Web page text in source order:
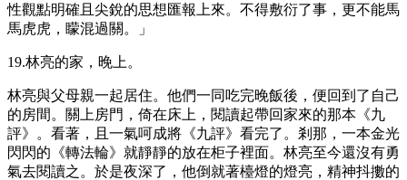
性觀點明確且尖銳的思想匯報上來。不得敷衍了事，更不能馬
馬虎虎，矇混過關。」
19.林亮的家，晚上。
林亮與父母親一起居住。他們一同吃完晚飯後，便回到了自己
的房間。關上房門，倚在床上，閱讀起帶回家來的那本《九
評》。看著，且一氣呵成將《九評》看完了。剎那，一本金光
閃閃的《轉法輪》就靜靜的放在柜子裡面。林亮至今還沒有勇
氣去閱讀之。於是夜深了，他倒就著檯燈的燈亮，精神抖擻的